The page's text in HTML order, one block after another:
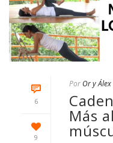
6
9
Por Or y Álex
Más